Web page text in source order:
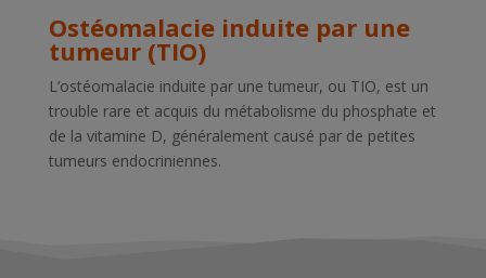
Ostéomalacie induite par une
tumeur (TIO)
L’ostéomalacie induite par une tumeur, ou TIO, est un
trouble rare et acquis du métabolisme du phosphate et
de la vitamine D, généralement causé par de petites
tumeurs endocriniennes.